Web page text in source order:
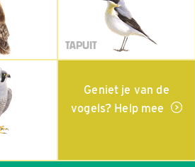
TAPUIT
Geniet je van de
vogels? Help mee